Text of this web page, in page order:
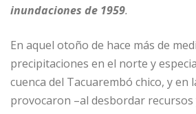
inundaciones de 1959.
En aquel otoño de hace más de
precipitaciones en el norte y
cuenca del Tacuarembó chico, y en
provocaron –al desbordar